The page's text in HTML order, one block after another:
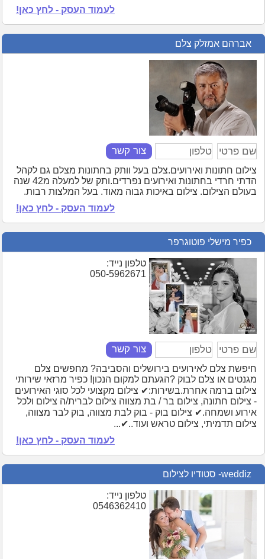
לעמוד העסק - לחץ כאן!
אברהם אמזלק צלם
צור קשר
צילום חתונות ואירועים.צלם בעל וותק בחתונות מצלם גם לקהל
הדתי חרדי בחתונות ואירועים נפרדים.ותק של למעלה מ42 שנה
בעולם הצילום. צילום באיכות גבוה מאוד. בעל המלצות רבות.
לעמוד העסק - לחץ כאן!
כפיר מישלי פוטוגרפר
טלפון נייד:
050-5962671
צור קשר
חיפשת צלם לאירועים בירושלים והסביבה? מחפשים צלם
מגנטים או צלם לבוק ?הגעתם למקום הנכון! כפיר מרזאי שירותי
צילום ברמה אחרת.בשירות:✔ צילום מקצועי לכל סוגי האירועים
- צילום חתונה, צילום בר / בת מצווה צילום לברית/ה צילום ולכל
אירוע ושמחה.✔ צילום בוק - בוק לבת מצווה, בוק לבר מצווה,
צילום תדמיתי, צילום טראש ועוד..✔...
לעמוד העסק - לחץ כאן!
weddiz- סטודיו לצילום
טלפון נייד:
0546362410